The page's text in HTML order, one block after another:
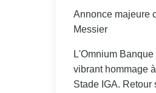
Annonce majeure
Messier
L'Omnium
vibrant hommage
Stade IGA. Retour